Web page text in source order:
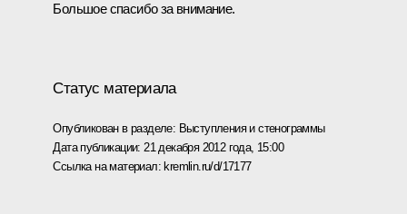
Большое спасибо за внимание.
Статус материала
Опубликован в разделе: Выступления и стенограммы
Дата публикации: 21 декабря 2012 года, 15:00
Ссылка на материал:kremlin.ru/d/17177